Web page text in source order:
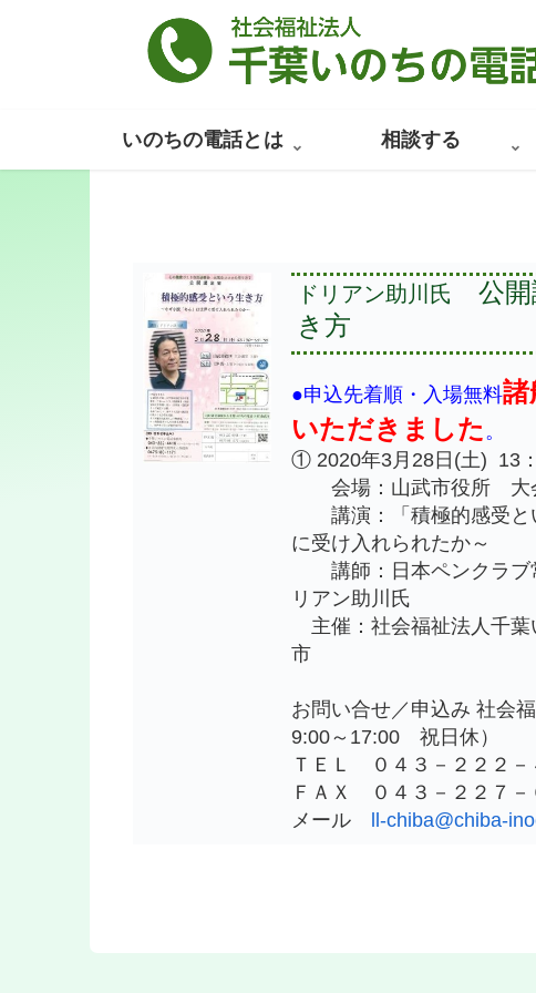
いのちの電話とは 相談する
ドリアン助川氏
公開
き方
●申込先着順・入場無料諸
いただきました 。
① 2020年3月28日(土) 13
会場：山武市役所 大
講演：「積極的感受と
に受け入れられたか～
講師：日本ペンクラブ
リアン助川氏
主催：社会福祉法人千
お問い合せ／申込み 社会
9:00～17:00 祝日休）
ＴＥＬ ０４３－２２２－
ＦＡＸ ０４３－２２７－
メール ll-chiba@chiba-